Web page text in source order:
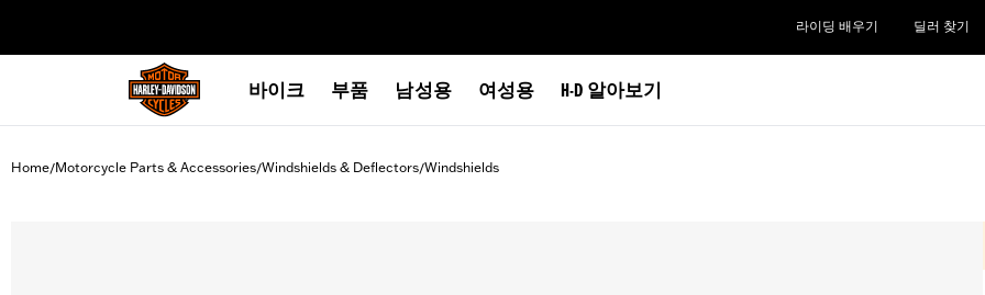
라이딩 배우기 딜러 찾기
바이크 부품 남성용 여성용 H-D 알아보기
Home/Motorcycle Parts & Accessories/Windshields & Deflectors/Windshields